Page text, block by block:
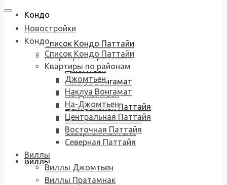
Кондо
Список Кондо Паттайи
Квартиры по районам
Джомтьен
Наклуа Вонгамат
На-Джомтьен
Центральная Паттайя
Восточная Паттайя
Северная Паттайя
Виллы
Новостройки
Кондо
Список Кондо Паттайи
Квартиры по районам
Джомтьен
Наклуа Вонгамат
На-Джомтьен
Центральная Паттайя
Восточная Паттайя
Северная Паттайя
Виллы
Виллы Джомтьен
Виллы Пратамнак